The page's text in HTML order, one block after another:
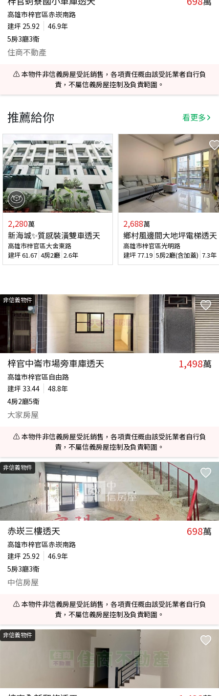
高雄市梓官區赤崁南路
建坪 25.92
46.9年
5房3廳3衛
住商不動產
⚠️ 本物件非信義房屋受託銷售，各項責任概由該受託業者自行負
責，不屬信義房屋控制及負責範圍。
推薦給你 看更多
2,280萬
新海城✨質感裝潢雙車透天
高雄市梓官區大舍東路
建坪61.67 4房2廳 2.6年
2,688萬
鄉村風邊間大地坪電梯透天
高雄市梓官區光明路
建坪77.19 5房2廳(含加蓋) 7.3年
非信義物件
梓官中崙市場旁車庫透天 1,498萬
高雄市梓官區自由路
建坪 33.44
48.8年
4房2廳5衛
大家房屋
⚠️ 本物件非信義房屋受託銷售，各項責任概由該受託業者自行負
責，不屬信義房屋控制及負責範圍。
非信義物件
赤崁三樓透天 698萬
高雄市梓官區赤崁南路
建坪 25.92
46.9年
5房3廳3衛
中信房屋
⚠️ 本物件非信義房屋受託銷售，各項責任概由該受託業者自行負
責，不屬信義房屋控制及負責範圍。
非信義物件